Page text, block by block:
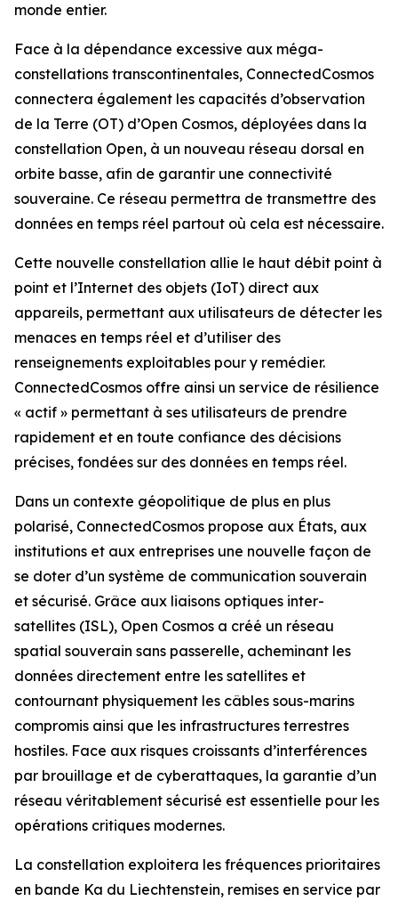
monde entier.
Face à la dépendance excessive aux méga-
constellations transcontinentales, ConnectedCosmos
connectera également les capacités d’observation
de la Terre (OT) d’Open Cosmos, déployées dans la
constellation Open, à un nouveau réseau dorsal en
orbite basse, afin de garantir une connectivité
souveraine. Ce réseau permettra de transmettre des
données en temps réel partout où cela est nécessaire.
Cette nouvelle constellation allie le haut débit point à
point et l’Internet des objets (IoT) direct aux
appareils, permettant aux utilisateurs de détecter les
menaces en temps réel et d’utiliser des
renseignements exploitables pour y remédier.
ConnectedCosmos offre ainsi un service de résilience
« actif » permettant à ses utilisateurs de prendre
rapidement et en toute confiance des décisions
précises, fondées sur des données en temps réel.
Dans un contexte géopolitique de plus en plus
polarisé, ConnectedCosmos propose aux États, aux
institutions et aux entreprises une nouvelle façon de
se doter d’un système de communication souverain
et sécurisé. Grâce aux liaisons optiques inter-
satellites (ISL), Open Cosmos a créé un réseau
spatial souverain sans passerelle, acheminant les
données directement entre les satellites et
contournant physiquement les câbles sous-marins
compromis ainsi que les infrastructures terrestres
hostiles. Face aux risques croissants d’interférences
par brouillage et de cyberattaques, la garantie d’un
réseau véritablement sécurisé est essentielle pour les
opérations critiques modernes.
La constellation exploitera les fréquences prioritaires
en bande Ka du Liechtenstein, remises en service par